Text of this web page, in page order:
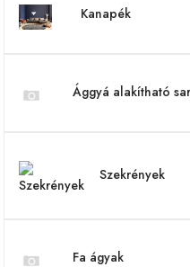
Kanapék
Ággyá alakítható
Szekrények
Fa ágyak